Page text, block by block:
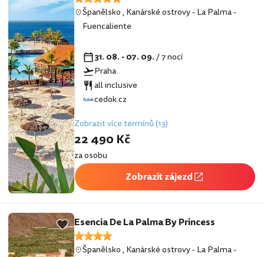
Španělsko, Kanárské ostrovy-La Palma-
Fuencaliente
31. 08. - 07. 09./ 7 nocí
Praha
all inclusive
cedok.cz
Zobrazit více termínů (13)
22 490 Kč
za osobu
Zobrazit zájezd
Esencia De La Palma By Princess
Španělsko, Kanárské ostrovy-La Palma-